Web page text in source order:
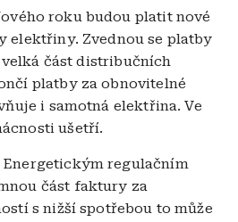
roku budou platit nové
elektřiny. Zvednou se platby
část distribučních
platby za obnovitelné
i samotná elektřina. Ve
ušetří.
regulačním
část faktury za
s nižší spotřebou to může